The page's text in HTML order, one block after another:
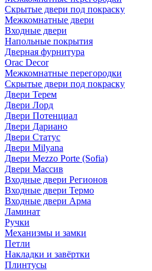
Скрытые двери под покраскy
Межкомнатные двери
Входные двери
Напольные покрытия
Дверная фурнитура
Orac Decor
Межкомнатные перегородки
Скрытые двери под покраскy
Двери Терем
Двери Лорд
Двери Потенциал
Двери Дариано
Двери Статус
Двери Milyana
Двери Mezzo Porte (Sofia)
Двери Массив
Входные двери Регионов
Входные двери Термо
Входные двери Арма
Ламинат
Ручки
Механизмы и замки
Петли
Накладки и завёртки
Плинтусы